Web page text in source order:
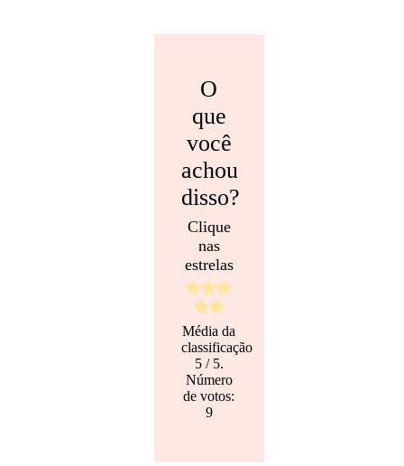
O
que
você
achou
disso?
Clique
nas
estrelas
Média da
classificação
5/ 5.
Número
de votos:
9